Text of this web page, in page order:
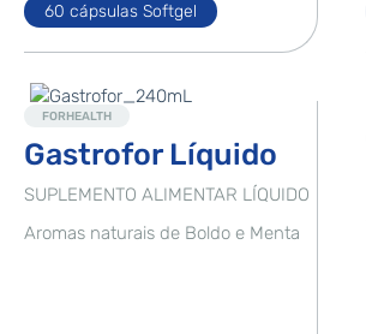
60 cápsulas Softgel
Novo
FORHEALTH
Gastrofor Líquido
SUPLEMENTO ALIMENTAR LÍQUIDO
Aromas naturais de Boldo e Menta